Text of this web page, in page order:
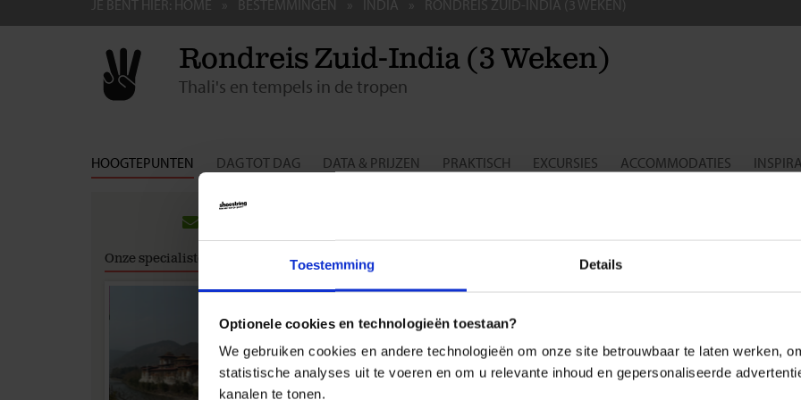
Toestemming Details
Optionele cookies en technologieën toestaan?
We gebruiken cookies en andere technologieën om onze site betrouwbaar te laten werken,
statistische analyses uit te voeren en om u relevante inhoud en gepersonaliseerde
kanalen te tonen.
JE BENT HIER: HOME BESTEMMINGEN INDIA RONDREIS ZUID-INDIA (3 WEKEN)
Rondreis Zuid-India (3 Weken)
Thali's en tempels in de tropen
HOOGTEPUNTEN DAG TOT DAG DATA & PRIJZEN PRAKTISCH EXCURSIES ACCOMMODATIES
Onze specialisten
Indiaspecialist op de Nederlandse en Belgische markt
voor single en solo reizigers die opzoek zijn naar een unieke combinatie
vagn cultuur, natuur en ontspanning. De rondreis India brengt je naar een
regio waar de kleurenrijkdom van het hindoeïsme samensmelt met de
zachtaardige, vriendelijke houding van de lokale bevolking en waarlijk